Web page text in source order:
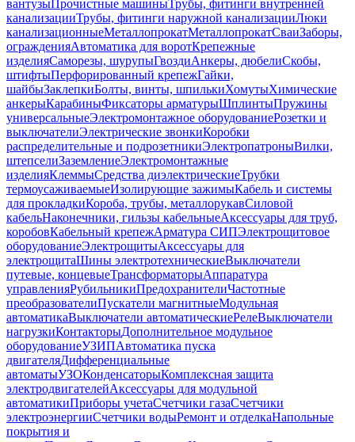
вантузыПрочистные машиныТрубы, фитинги внутренней
канализацииТрубы, фитинги наружной канализацииЛюки
канализационныеМеталлопрокатМеталлопрокатСваиЗаборы,
огражденияАвтоматика для воротКрепежные
изделияСаморезы, шурупыГвоздиАнкеры, дюбелиСкобы,
штифтыПерфорированный крепежГайки,
шайбыЗаклепкиБолты, винты, шпилькиХомутыХимические
анкерыКарабиныФиксаторы арматурыШплинтыПружины
универсальныеЭлектромонтажное оборудованиеРозетки и
выключателиЭлектрические звонкиКоробки
распределительные и подрозетникиЭлектропатроныВилки,
штепселиЗаземлениеЭлектромонтажные
изделияКлеммыСредства диэлектрическиеТрубки
термоусаживаемыеИзолирующие зажимыКабель и системы
для прокладкиКороба, трубы, металлорукавСиловой
кабельНаконечники, гильзы кабельныеАксессуары для труб,
коробовКабельный крепежАрматура СИПЭлектрощитовое
оборудованиеЭлектрощитыАксессуары для
электрощитаШины электротехническиеВыключатели
путевые, концевыеТрансформаторыАппаратура
управленияРубильникиПредохранителиЧастотные
преобразователиПускатели магнитныеМодульная
автоматикаВыключатели автоматическиеРелеВыключатели
нагрузкиКонтакторыДополнительное модульное
оборудованиеУЗИПАвтоматика пуска
двигателяДифференциальные
автоматыУЗОКонденсаторыКомплексная защита
электродвигателейАксессуары для модульной
автоматикиПриборы учетаСчетчики газаСчетчики
электроэнергииСчетчики водыРемонт и отделкаНапольные
покрытия и